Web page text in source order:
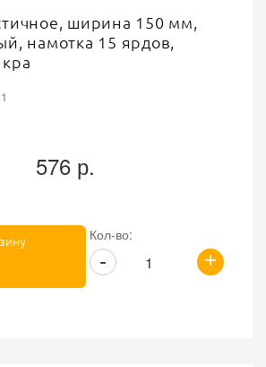
ширина 150 мм,
намотка 15 ярдов,
576 р.
Кол-во:
+
-